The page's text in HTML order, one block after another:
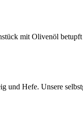
mit Olivenöl
und Hefe. Unsere